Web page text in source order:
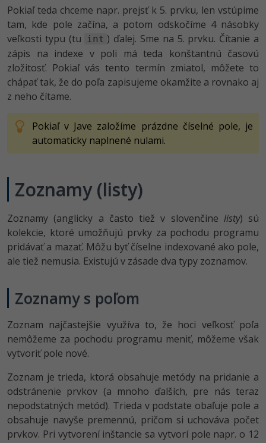
Copywriting
MS Office -80%
Google Dokumenty
Time management
Fórum
Linux a UNIX
Elektronický podpis
Windows
Adobe InDesign -25%
Adobe After Effects
Blender -80%
Inkscape
Fotografovanie
Video
Pokiaľ teda chceme napr. prejsť k 5. prvku, len vstúpime
tam, kde pole začína, a potom odskočíme 4 násobky
veľkosti typu (tu int ) ďalej. Sme na 5. prvku. Čítanie a
zápis na indexe v poli má teda konštantnú časovú
zložitosť. Pokiaľ vás tento termín zmiatol, môžete to
chápať tak, že do poľa zapisujeme okamžite a rovnako aj
z neho čítame.
Pokiaľ v Jave založíme prázdne číselné pole, je
automaticky naplnené nulami.
Zoznamy (listy)
Zoznamy (anglicky a často tiež v slovenčine listy) sú
kolekcie, ktoré umožňujú prvky za pochodu programu
pridávať a mazať. Môžu byť číselne indexované ako pole,
ale tiež nemusia. Existujú v zásade dva typy zoznamov.
Zoznamy s poľom
Zoznam najčastejšie využíva to, že hoci veľkosť poľa
nemôžeme za pochodu programu meniť, môžeme však
vytvoriť pole nové.
Zoznam je trieda, ktorá obsahuje metódy na pridanie a
odstránenie prvkov (a mnoho ďalších, pre nás teraz
nepodstatných metód). Trieda v podstate obaľuje pole a
obsahuje navyše premennú, pričom si uchováva počet
prvkov. Pri vytvorení inštancie sa vytvorí pole napr. o 12